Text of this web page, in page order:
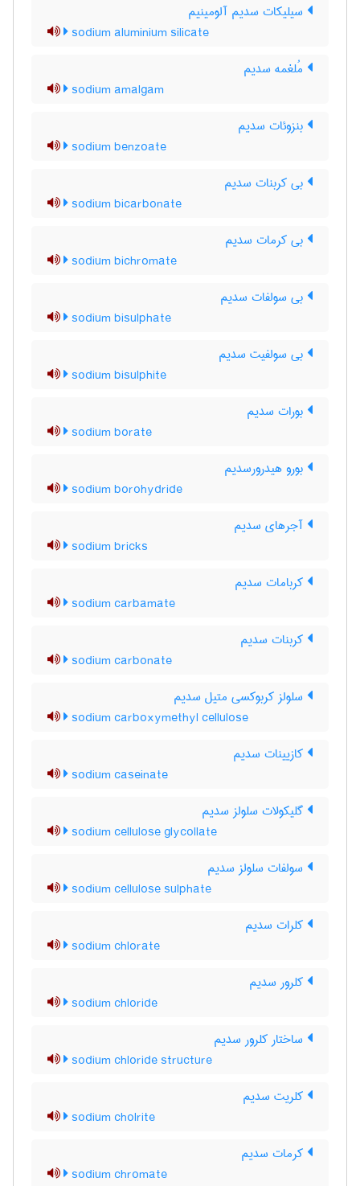
سیلیکات سدیم آلومینیم
sodium aluminium silicate
مُلغمه سدیم
sodium amalgam
بنزوئات سدیم
sodium benzoate
بی کربنات سدیم
sodium bicarbonate
بی کرمات سدیم
sodium bichromate
بی سولفات سدیم
sodium bisulphate
بی سولفیت سدیم
sodium bisulphite
بورات سدیم
sodium borate
بورو هیدرورسدیم
sodium borohydride
آجرهای سدیم
sodium bricks
کربامات سدیم
sodium carbamate
کربنات سدیم
sodium carbonate
سلولز کربوکسی متیل سدیم
sodium carboxymethyl cellulose
کازیینات سدیم
sodium caseinate
گلیکولات سلولز سدیم
sodium cellulose glycollate
سولفات سلولز سدیم
sodium cellulose sulphate
کلرات سدیم
sodium chlorate
کلرور سدیم
sodium chloride
ساختار کلرور سدیم
sodium chloride structure
کلریت سدیم
sodium cholrite
کرمات سدیم
sodium chromate